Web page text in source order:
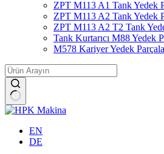
ZPT M113 A1 Tank Yedek
ZPT M113 A2 Tank Yedek
ZPT M113 A2 T2 Tank
Tank Kurtarıcı M88 Yedek
M578 Kariyer Yedek
No
EN
DE